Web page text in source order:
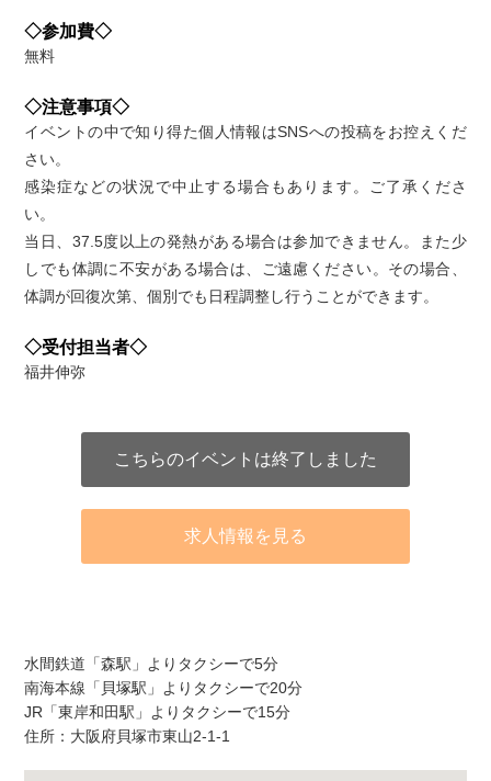
◇参加費◇
無料
◇注意事項◇
イベントの中で知り得た個人情報はSNSへの投稿をお控えくだ
さい。
感染症などの状況で中止する場合もあります。ご了承くださ
い。
当日、37.5度以上の発熱がある場合は参加できません。また少
しでも体調に不安がある場合は、ご遠慮ください。その場合、
体調が回復次第、個別でも日程調整し行うことができます。
◇受付担当者◇
福井伸弥
こちらのイベントは終了しました
求人情報を見る
水間鉄道「森駅」よりタクシーで5分
南海本線「貝塚駅」よりタクシーで20分
JR「東岸和田駅」よりタクシーで15分
住所：大阪府貝塚市東山2-1-1